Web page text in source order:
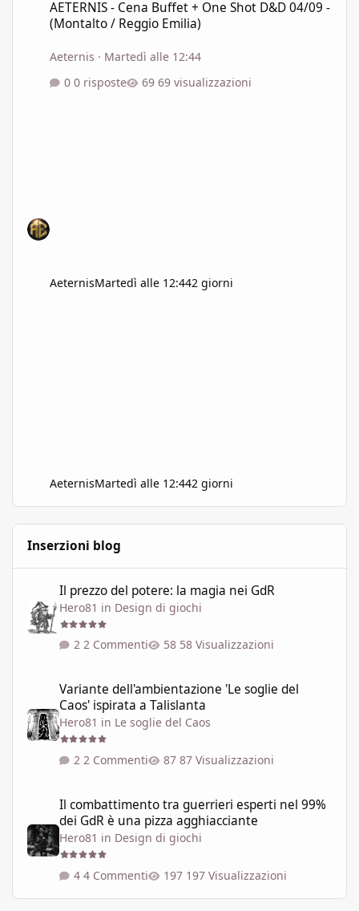
AETERNIS - Cena Buffet + One Shot D&D 04/09 -
(Montalto / Reggio Emilia)
Aeternis · Martedì alle 12:44
0 risposte
69 visualizzazioni
AeternisMartedì alle 12:442 giorni
AeternisMartedì alle 12:442 giorni
Inserzioni blog
Il prezzo del potere: la magia nei GdR
Hero81 in Design di giochi
2 Commenti 58 Visualizzazioni
Variante dell'ambientazione 'Le soglie del
Caos' ispirata a Talislanta
Hero81 in Le soglie del Caos
2 Commenti 87 Visualizzazioni
Il combattimento tra guerrieri esperti nel 99%
dei GdR è una pizza agghiacciante
Hero81 in Design di giochi
4 Commenti 197 Visualizzazioni